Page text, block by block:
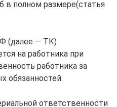
в полном размере(статья
(далее — ТК)
на работника при
работника за
обязанностей.
ответственности